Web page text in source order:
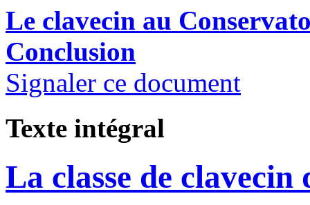
Le clavecin au
Conclusion
Signaler ce document
Texte intégral
La classe de